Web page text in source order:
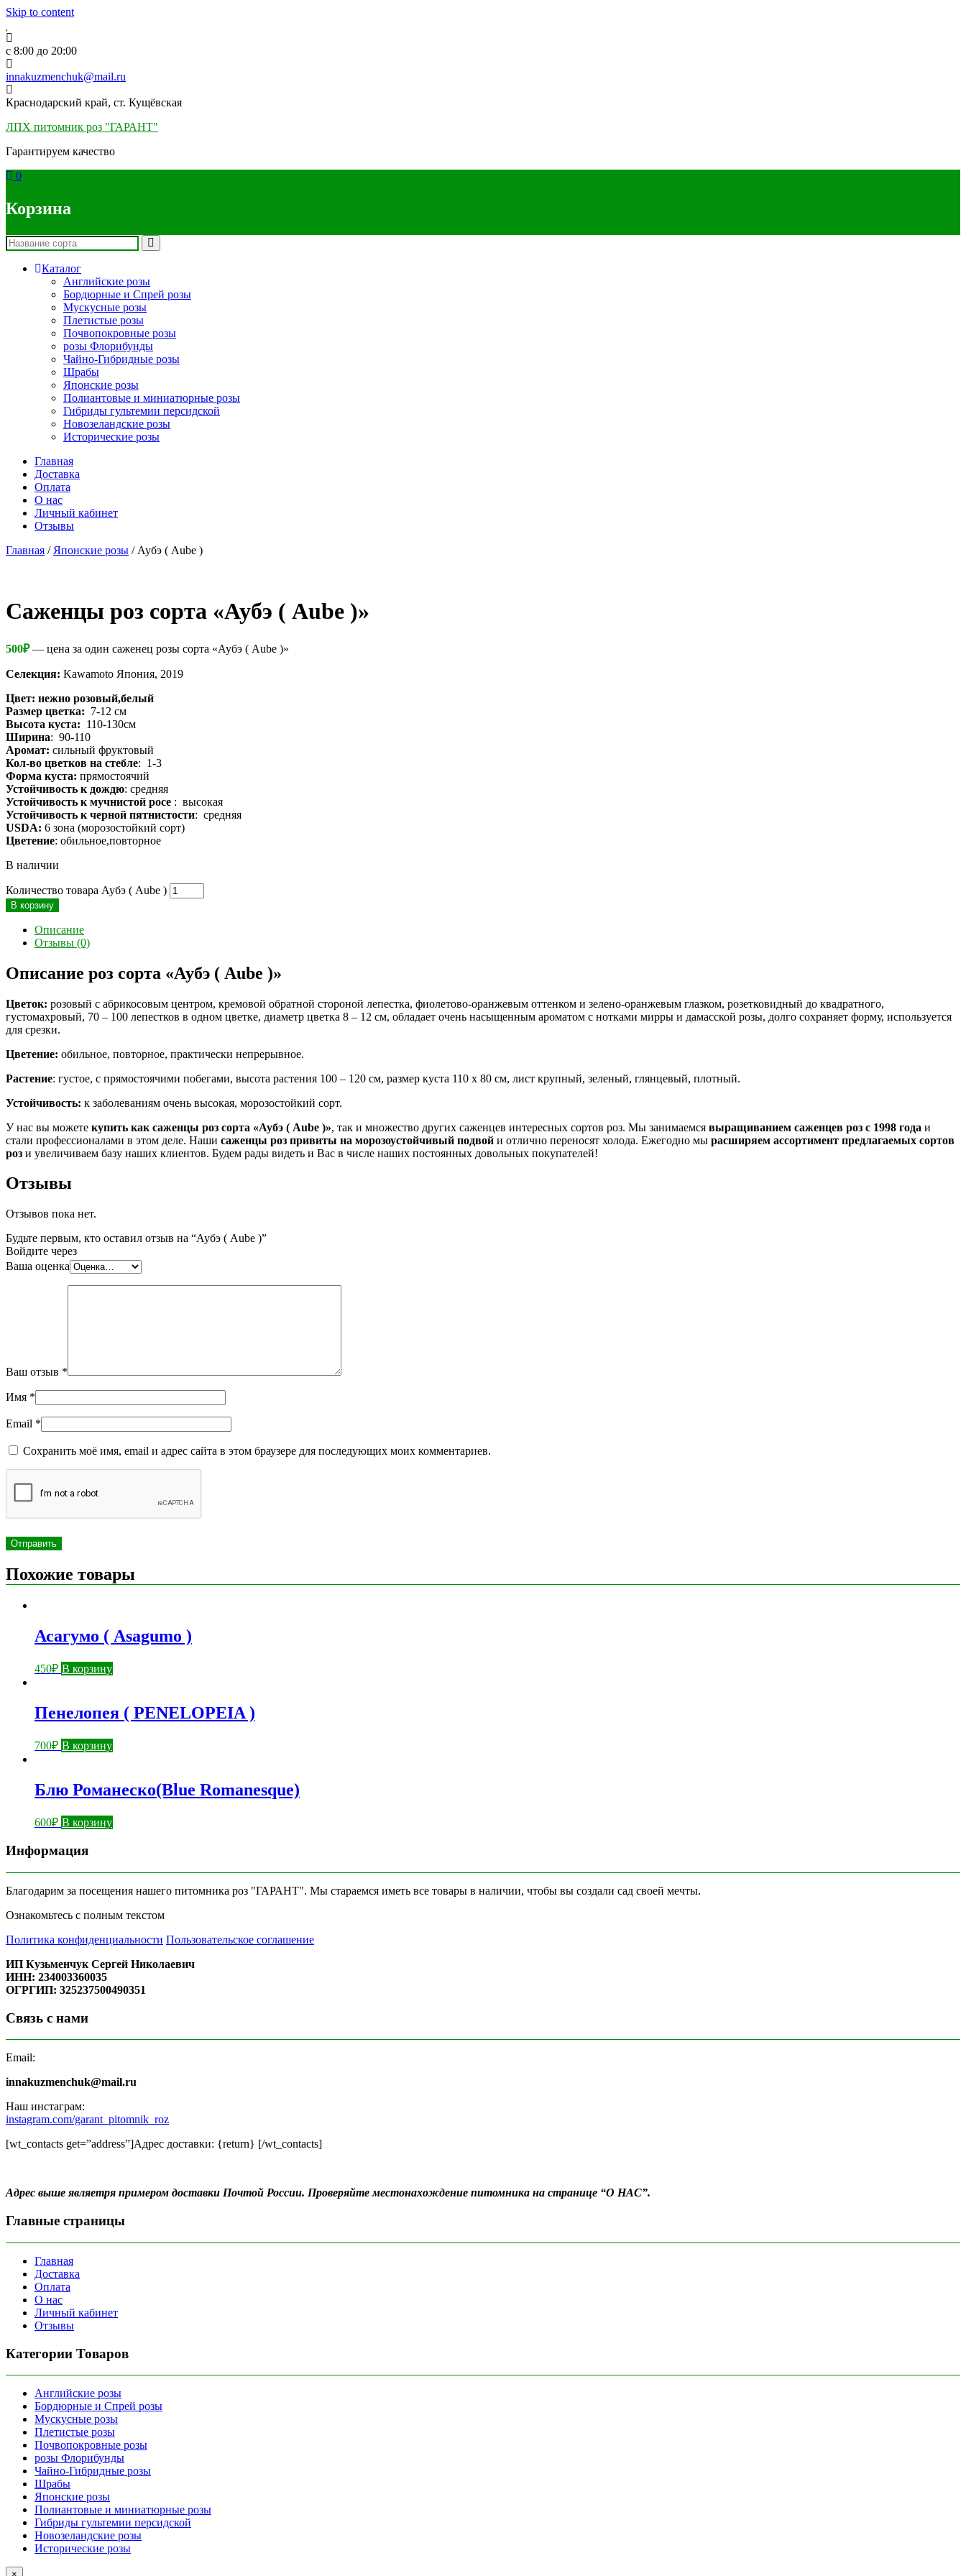
Skip to content
c 8:00 до 20:00
innakuzmenchuk@mail.ru
Краснодарский край, ст. Кущёвская
ЛПХ питомник роз "ГАРАНТ"
Гарантируем качество
0
Корзина
Каталог
Английские розы
Бордюрные и Спрей розы
Мускусные розы
Плетистые розы
Почвопокровные розы
розы Флорибунды
Чайно-Гибридные розы
Шрабы
Японские розы
Полиантовые и миниатюрные розы
Гибриды гультемии персидской
Новозеландские розы
Исторические розы
Главная
Доставка
Оплата
О нас
Личный кабинет
Отзывы
Главная / Японские розы / Аубэ ( Aube )
Cаженцы роз сорта «Аубэ ( Aube )»
500₽— цена за один саженец розы сорта «Аубэ ( Aube )»
Селекция: Kawamoto Япония, 2019
Цвет: нежно розовый,белый
Размер цветка: 7-12 см
Высота куста: 110-130см
Ширина: 90-110
Аромат: сильный фруктовый
Кол-во цветков на стебле: 1-3
Форма куста: прямостоячий
Устойчивость к дождю: средняя
Устойчивость к мучнистой росе : высокая
Устойчивость к черной пятнистости: средняя
USDA: 6 зона (морозостойкий сорт)
Цветение: обильное,повторное
В наличии
Количество товара Аубэ ( Aube )
В корзину
Описание
Отзывы (0)
Описание роз сорта «Аубэ ( Aube )»
Цветок: розовый с абрикосовым центром, кремовой обратной стороной лепестка, фиолетово-оранжевым оттенком и зелено-оранжевым глазком, розетковидный до квадратного,
густомахровый, 70 – 100 лепестков в одном цветке, диаметр цветка 8 – 12 см, обладает очень насыщенным ароматом с нотками мирры и дамасской розы, долго сохраняет форму, используется
для срезки.
Цветение: обильное, повторное, практически непрерывное.
Растение: густое, с прямостоячими побегами, высота растения 100 – 120 см, размер куста 110 х 80 см, лист крупный, зеленый, глянцевый, плотный.
Устойчивость: к заболеваниям очень высокая, морозостойкий сорт.
У нас вы можете купить как саженцы роз сорта «Аубэ ( Aube )», так и множество других саженцев интересных сортов роз. Мы занимаемся выращиванием саженцев роз с 1998 года и
стали профессионалами в этом деле. Наши саженцы роз привиты на морозоустойчивый подвой и отлично переносят холода. Ежегодно мы расширяем ассортимент предлагаемых сортов
роз и увеличиваем базу наших клиентов. Будем рады видеть и Вас в числе наших постоянных довольных покупателей!
Отзывы
Отзывов пока нет.
Будьте первым, кто оставил отзыв на “Аубэ ( Aube )”
Войдите через
Ваша оценка
Ваш отзыв *
Имя *
Email *
Сохранить моё имя, email и адрес сайта в этом браузере для последующих моих комментариев.
Похожие товары
Асагумо ( Asagumo )
450₽ В корзину
Пенелопея ( PENELOPEIA )
700₽ В корзину
Блю Романеско(Blue Romanesque)
600₽ В корзину
Информация
Благодарим за посещения нашего питомника роз "ГАРАНТ". Мы стараемся иметь все товары в наличии, чтобы вы создали сад своей мечты.
Ознакомьтесь с полным текстом
Политика конфиденциальности Пользовательское соглашение
ИП Кузьменчук Сергей Николаевич
ИНН: 234003360035
ОГРГИП: 325237500490351
Связь с нами
Email:
innakuzmenchuk@mail.ru
Наш инстаграм:
instagram.com/garant_pitomnik_roz
[wt_contacts get=”address”]Адрес доставки: {return} [/wt_contacts]
Адрес выше являетря примером доставки Почтой России. Проверяйте местонахождение питомника на странице “О НАС”.
Главные страницы
Главная
Доставка
Оплата
О нас
Личный кабинет
Отзывы
Категории Товаров
Английские розы
Бордюрные и Спрей розы
Мускусные розы
Плетистые розы
Почвопокровные розы
розы Флорибунды
Чайно-Гибридные розы
Шрабы
Японские розы
Полиантовые и миниатюрные розы
Гибриды гультемии персидской
Новозеландские розы
Исторические розы